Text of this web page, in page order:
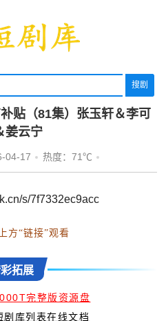
搜剧
贴（81集）张玉轩＆李可
姜云宁
04-17 热度：71℃
s/7f7332ec9acc
方“链接”观看
拓展
完整版资源盘
剧库列表在线文档